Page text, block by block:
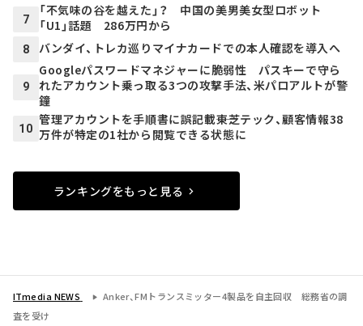
7
「不気味の谷を越えた」？ 中国の美男美女型ロボット
「U1」話題 286万円から
8 バンダイ、トレカ巡りマイナカードでの本人確認を導入へ
9
Googleパスワードマネジャーに脆弱性 パスキーで守ら
れたアカウント乗っ取る3つの攻撃手法、米パロアルトが警
鐘
10
管理アカウントを手順書に誤記載――東芝テック、顧客情報38
万件が特定の1社から閲覧できる状態に
ランキングをもっと見る
ITmedia NEWS
Anker、FMトランスミッター4製品を自主回収 総務省の調
査を受け